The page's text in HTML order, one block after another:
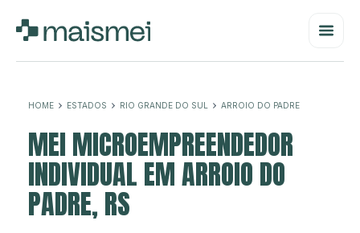
HOME ESTADOS RIO GRANDE DO SUL ARROIO DO PADRE
MEI MICROEMPREENDEDOR
INDIVIDUAL EM ARROIO DO
PADRE, RS